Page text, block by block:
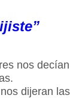
nos decían
dijeran las